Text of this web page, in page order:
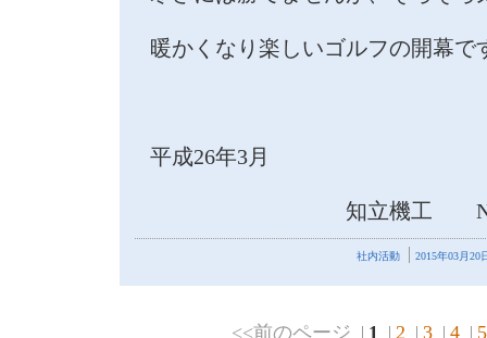
暖かくなり楽しいゴルフの開幕で
平成26年3月
知立機工 N .
社内活動 2015年03月20
<<前のページ 1 2 3 4 5